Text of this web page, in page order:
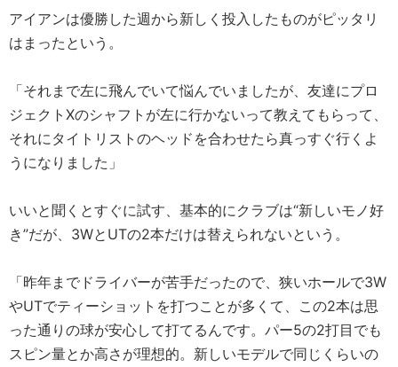
アイアンは優勝した週から新しく投入したものがピッタリ
はまったという。
「それまで左に飛んでいて悩んでいましたが、友達にプロ
ジェクトXのシャフトが左に行かないって教えてもらって、
それにタイトリストのヘッドを合わせたら真っすぐ行くよ
うになりました」
いいと聞くとすぐに試す、基本的にクラブは“新しいモノ好
き”だが、3WとUTの2本だけは替えられないという。
「昨年までドライバーが苦手だったので、狭いホールで3W
やUTでティーショットを打つことが多くて、この2本は思
った通りの球が安心して打てるんです。パー5の2打目でも
スピン量とか高さが理想的。新しいモデルで同じくらいの